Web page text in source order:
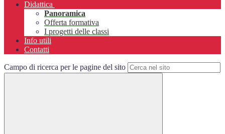
Didattica
Panoramica
Offerta formativa
I progetti delle classi
Info utili
Contatti
Campo di ricerca per le pagine del sito